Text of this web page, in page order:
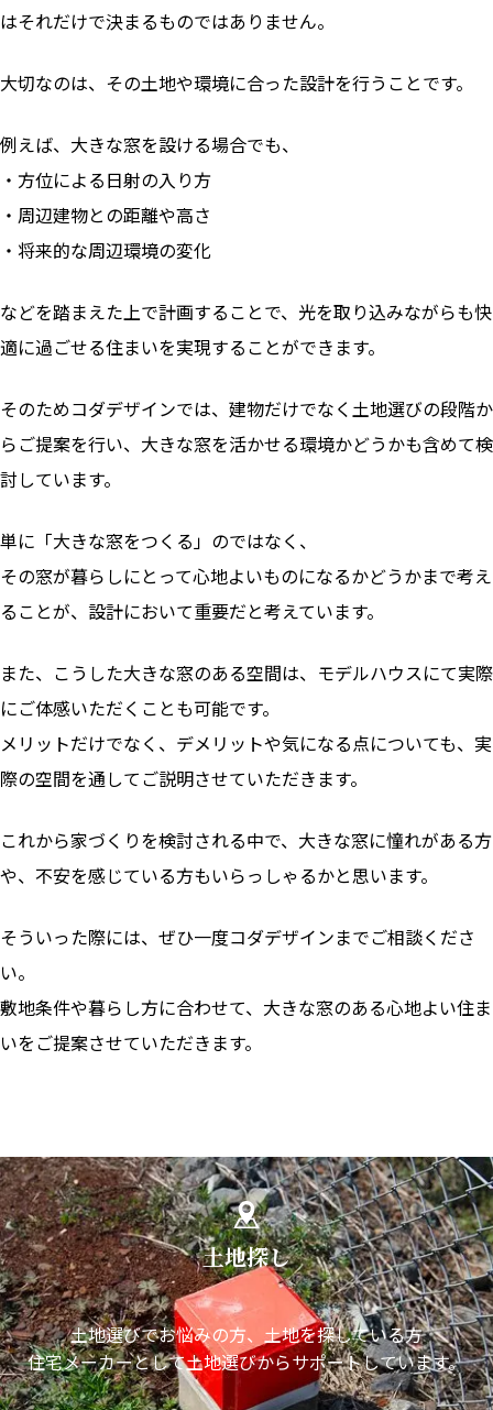
はそれだけで決まるものではありません。
大切なのは、その土地や環境に合った設計を行うことです。
例えば、大きな窓を設ける場合でも、
・方位による日射の入り方
・周辺建物との距離や高さ
・将来的な周辺環境の変化
などを踏まえた上で計画することで、光を取り込みながらも快
適に過ごせる住まいを実現することができます。
そのためコダデザインでは、建物だけでなく土地選びの段階か
らご提案を行い、大きな窓を活かせる環境かどうかも含めて検
討しています。
単に「大きな窓をつくる」のではなく、
その窓が暮らしにとって心地よいものになるかどうかまで考え
ることが、設計において重要だと考えています。
また、こうした大きな窓のある空間は、モデルハウスにて実際
にご体感いただくことも可能です。
メリットだけでなく、デメリットや気になる点についても、実
際の空間を通してご説明させていただきます。
これから家づくりを検討される中で、大きな窓に憧れがある方
や、不安を感じている方もいらっしゃるかと思います。
そういった際には、ぜひ一度コダデザインまでご相談くださ
い。
敷地条件や暮らし方に合わせて、大きな窓のある心地よい住ま
いをご提案させていただきます。
土地探し
土地選びでお悩みの方、土地を探している方
住宅メーカーとして土地選びからサポートしています。